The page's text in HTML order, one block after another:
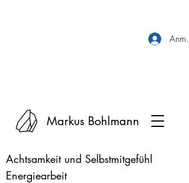
Markus Bohlmann
Achtsamkeit und Selbstmitgefühl
Energiearbeit